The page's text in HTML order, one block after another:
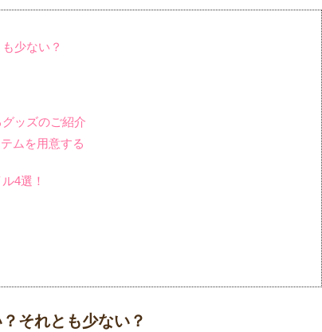
少ない？
ッズのご紹介
ムを用意する
4選！
それとも少ない？